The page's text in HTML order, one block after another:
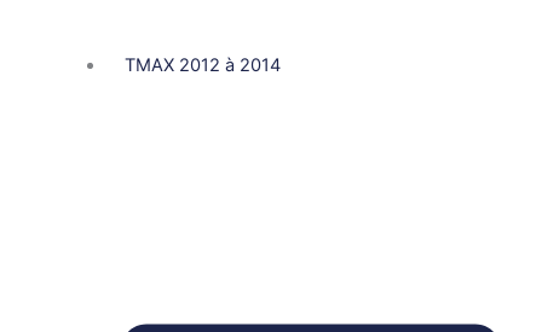
TMAX 2012 à 2014